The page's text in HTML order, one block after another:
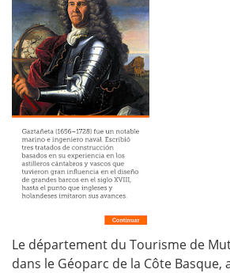
Le département du Tourisme de
dans le Géoparc de la Côte Basque,